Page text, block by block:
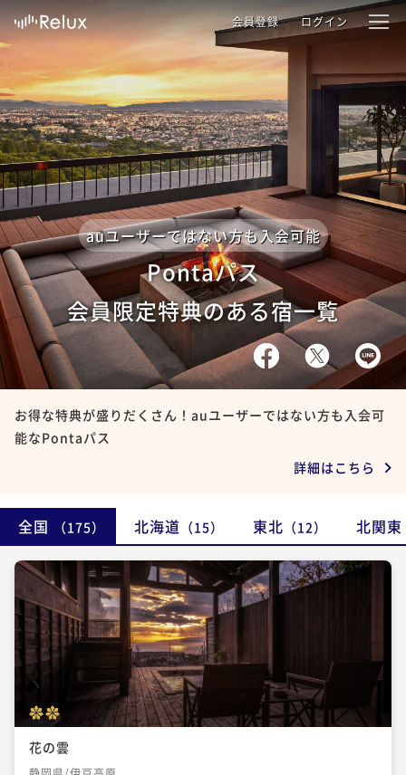
会員登録 ログイン
auユーザーではない方も入会可能
Pontaパス
会員限定特典のある宿一覧
お得な特典が盛りだくさん！auユーザーではない方も入会可
能なPontaパス
詳細はこちら
全国 （175） 北海道 （15） 東北 （12） 北関東
花の雲